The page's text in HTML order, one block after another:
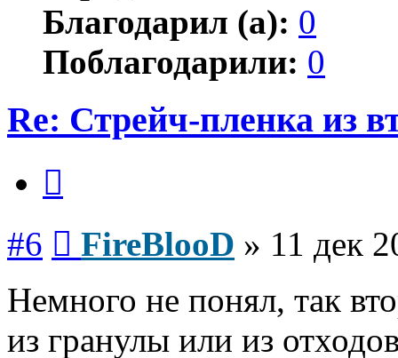
Благодарил (а): 0
Поблагодарили: 0
Re: Стрейч-пленка из
#6 FireBlooD » 11 дек
Немного не понял, так
из гранулы или из